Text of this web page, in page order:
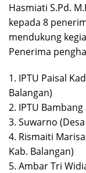
Hasmiati S.Pd.
kepada 8
mendukung
Penerima
1. IPTU Paisal
Balangan)
2. IPTU
3. Suwarno
4. Rismaiti
Kab. Balangan)
5. Ambar Tri